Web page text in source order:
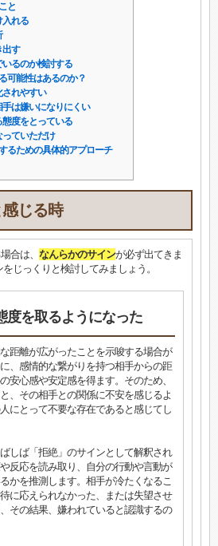
と
れる
す
るのか検討する
可能性はあるのか？
れやすい
は嫌いになりにくい
度をとっている
ていただけ
るための具体的アプローチ
じる時
合は、 なんらかのサインが必ず出てきま
じっくりと検討してみましょう。
度を取るようになった
距離が広がったことを示唆する場合が
、感情的な繋がりを持つ相手からの距
安心感や安定感を得ます。そのため、
、その相手との関係に不安を感じるよ
にとって不要な存在であると感じてし
しば「拒絶」のサインとして解釈され
反応を読み取り、自分の行動や言動が
かを推測します。相手が冷たくなるこ
に応えられなかった、または失望させ
その結果、嫌われていると認識するの